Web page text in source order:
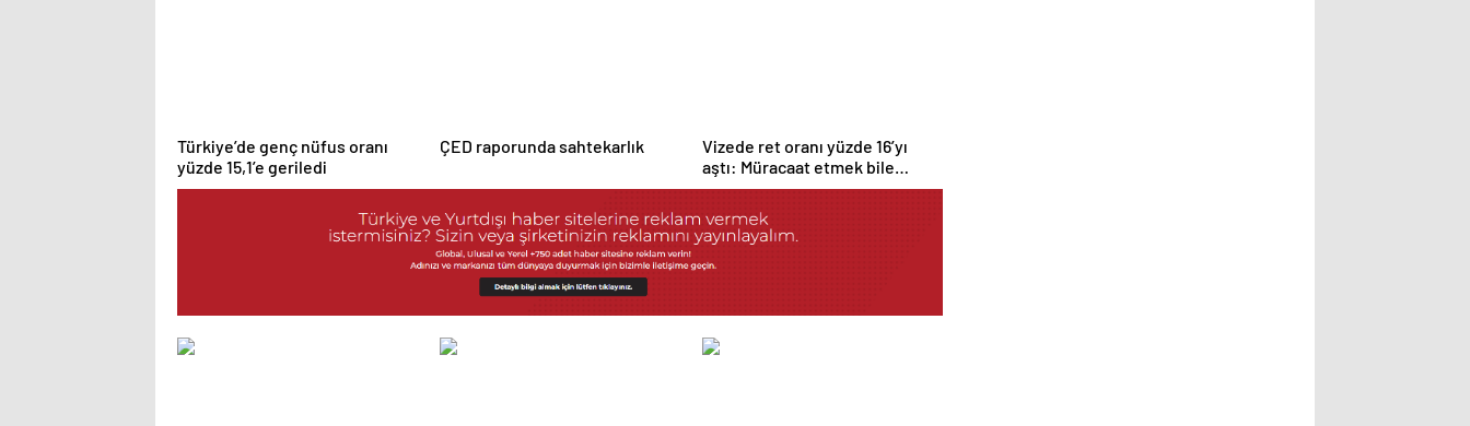
Türkiye’de genç nüfus oranı
yüzde 15,1’e geriledi
ÇED raporunda sahtekarlık
Vizede ret oranı yüzde 16’yı
aştı: Müracaat etmek bile
‘başarı’ sayılıyor